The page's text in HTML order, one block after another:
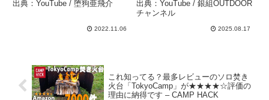
出典：YouTube / 堕狗亜飛介
2022.11.06
グクラシックFDウッドロ
ーテーブル – 銀組
出典：YouTube / 銀組OUTDOOR
チャンネル
2025.08.17
これ知ってる？最多レビューのソロ焚き
火台「TokyoCamp」が★★★★☆評価の
理由に納得です – CAMP HACK